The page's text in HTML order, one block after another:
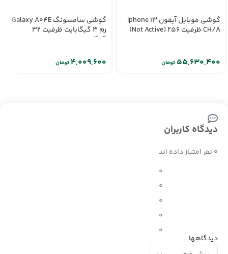
گوشی موبایل آیفون Iphone 13
CH/A ظرفیت 256 (Not Active)
تومان
گوشی سامسونگ Galaxy A04E
رم 3 گیگابایت ظرفیت 32
گیگابایت
تومان
دیدگاه کاربران
0 نفر امتیاز داده اند
0
0
0
0
0
دیدگاهها